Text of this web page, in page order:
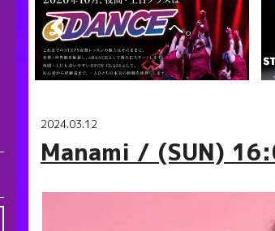
2024.03.12
Manami / (SUN)